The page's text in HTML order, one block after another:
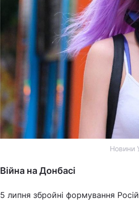
Новини
Війна на Донбасі
5 липня збройні формування